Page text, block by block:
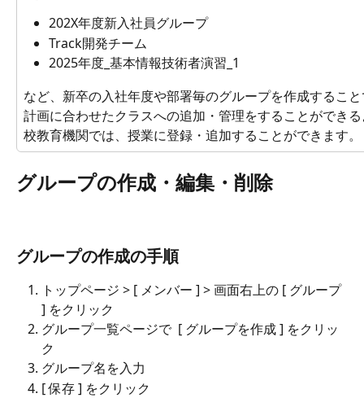
202X年度新入社員グループ
Track開発チーム
2025年度_基本情報技術者演習_1
など、新卒の入社年度や部署毎のグループを作成するこ
計画に合わせたクラスへの追加・管理をすることができ
校教育機関では、授業に登録・追加することができます。
グループの作成・編集・削除
グループの作成の手順
トップページ > [ メンバー ] > 画面右上の [ グループ
] をクリック
グループ一覧ページで  [ グループを作成 ] をクリッ
ク
グループ名を入力
[ 保存 ] をクリック